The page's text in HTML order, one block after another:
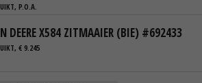
P.O.A.
DEERE X584 ZITMAAIER (BIE) #692433
€ 9.245